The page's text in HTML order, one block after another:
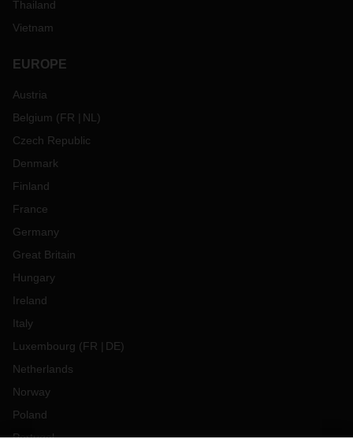
Thailand
Vietnam
EUROPE
Austria
Belgium (FR NL)
Czech Republic
Denmark
Finland
France
Germany
Great Britain
Hungary
Ireland
Italy
Luxembourg (FR DE)
Netherlands
Norway
Poland